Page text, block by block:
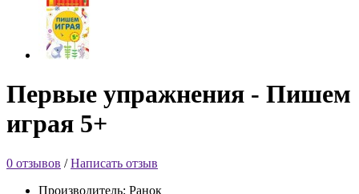
Первые упражнения - Пишем
играя 5+
0 отзывов /Написать отзыв
Производитель: Ранок